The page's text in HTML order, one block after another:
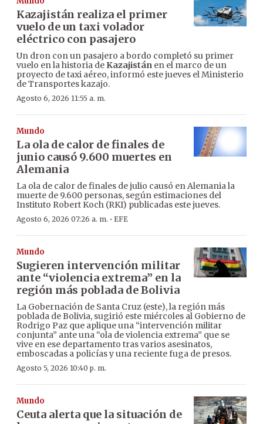
Kazajistán realiza el primer
vuelo de un taxi volador
eléctrico con pasajero
Un dron con un pasajero a bordo completó su primer
vuelo en la historia de Kazajistán en el marco de un
proyecto de taxi aéreo, informó este jueves el Ministerio
de Transportes kazajo.
Agosto 6, 2026 11:55 a. m.
Mundo
La ola de calor de finales de
junio causó 9.600 muertes en
Alemania
La ola de calor de finales de julio causó en Alemania la
muerte de 9.600 personas, según estimaciones del
Instituto Robert Koch (RKI) publicadas este jueves.
Agosto 6, 2026 07:26 a. m. · EFE
Mundo
Sugieren intervención militar
ante “violencia extrema” en la
región más poblada de Bolivia
La Gobernación de Santa Cruz (este), la región más
poblada de Bolivia, sugirió este miércoles al Gobierno de
Rodrigo Paz que aplique una “intervención militar
conjunta” ante una “ola de violencia extrema” que se
vive en ese departamento tras varios asesinatos,
emboscadas a policías y una reciente fuga de presos.
Agosto 5, 2026 10:40 p. m.
Mundo
Ceuta alerta que la situación de